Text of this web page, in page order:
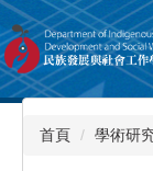
跳
到
主
要
內
首頁 學術研